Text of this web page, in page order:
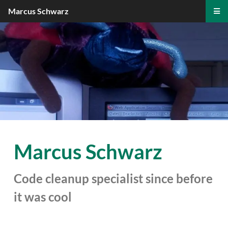
Marcus Schwarz
Code cleanup specialist since before
it was cool
Marcus Schwarz